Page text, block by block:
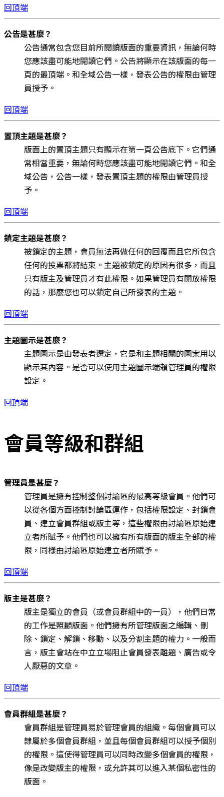
回頂端
公告是甚麼？
公告通常包含您目前所閱讀版面的重要資訊，無論何時
您應該盡可能地閱讀它們。公告將顯示在該版面的每一
頁的最頂端。和全域公告一樣，發表公告的權限由管理
員授予。
回頂端
置頂主題是甚麼？
版面上的置頂主題只有顯示在第一頁公告底下。它們通
常相當重要，無論何時您應該盡可能地閱讀它們。和全
域公告，公告一樣，發表置頂主題的權限由管理員授
予。
回頂端
鎖定主題是甚麼？
被鎖定的主題，會員無法再做任何的回覆而且它所包含
任何的投票都將結束。主題被鎖定的原因有很多，而且
只有版主及管理員才有此權限。如果管理員有開放權限
的話，那麼您也可以鎖定自己所發表的主題。
回頂端
主題圖示是甚麼？
主題圖示是由發表者選定，它是和主題相關的圖案用以
顯示其內容。是否可以使用主題圖示端賴管理員的權限
設定。
回頂端
會員等級和群組
管理員是甚麼？
管理員是擁有控制整個討論區的最高等級會員。他們可
以從各個方面控制討論區運作，包括權限設定、封鎖會
員、建立會員群組或版主等，這些權限由討論區原始建
立者所賦予。他們也可以擁有所有版面的版主全部的權
限，同樣由討論區原始建立者所賦予。
回頂端
版主是甚麼？
版主是獨立的會員（或會員群組中的一員），他們日常
的工作是照顧版面。他們擁有所管理版面之編輯、刪
除、鎖定、解鎖、移動、以及分割主題的權力。一般而
言，版主會站在中立立場阻止會員發表離題、廣告或令
人厭惡的文章。
回頂端
會員群組是甚麼？
會員群組是管理員易於管理會員的組織。每個會員可以
隸屬於多個會員群組，並且每個會員群組可以授予個別
的權限。這使得管理員可以同時改變多個會員的權限，
像是改變版主的權限，或允許其可以進入某個私密性的
版面。